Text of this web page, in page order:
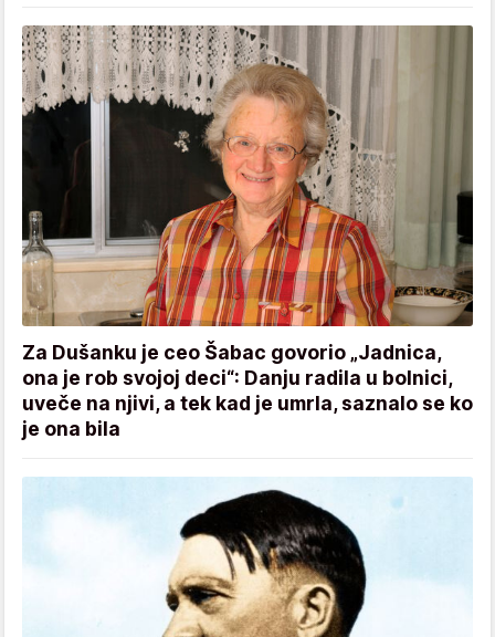
Za Dušanku je ceo Šabac govorio „Jadnica,
ona je rob svojoj deci“: Danju radila u bolnici,
uveče na njivi, a tek kad je umrla, saznalo se ko
je ona bila